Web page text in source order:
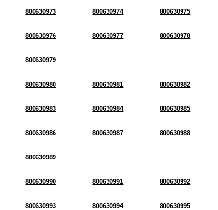
800630973 800630974 800630975
800630976 800630977 800630978
800630979
800630980 800630981 800630982
800630983 800630984 800630985
800630986 800630987 800630988
800630989
800630990 800630991 800630992
800630993 800630994 800630995